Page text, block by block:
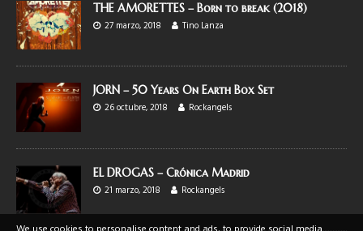
THE AMORETTES – Born to break (2018)
27 marzo, 2018
Tino Lanza
JORN – 50 Years On Earth Box Set
26 octubre, 2018
Rockangels
EL DROGAS – Crónica Madrid
21 marzo, 2018
Rockangels